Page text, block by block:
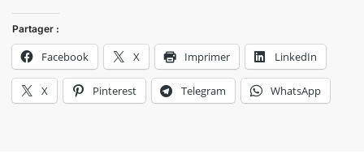
Partager :
Facebook X Imprimer LinkedIn
X Pinterest Telegram WhatsApp